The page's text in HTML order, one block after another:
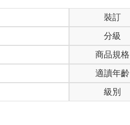
裝訂
分級
商品規格
適讀年齡
級別